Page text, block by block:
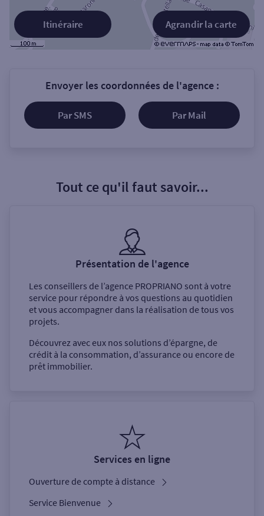
Agrandir la carte
Itinéraire
Envoyer les coordonnées de l'agence :
Par SMS Par Mail
Tout ce qu'il faut savoir...
Présentation de l'agence
Les conseillers de l’agence PROPRIANO sont à votre
service pour répondre à vos questions au quotidien
et vous accompagner dans la réalisation de tous vos
projets.
Découvrez avec eux nos solutions d’épargne, de
crédit à la consommation, d’assurance ou encore de
prêt immobilier.
Services en ligne
Ouverture de compte à distance
Service Bienvenue